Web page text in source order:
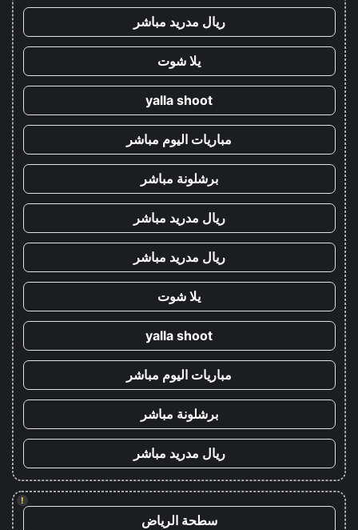
ريال مدريد مباشر
يلا شوت
yalla shoot
مباريات اليوم مباشر
برشلونة مباشر
ريال مدريد مباشر
ريال مدريد مباشر
يلا شوت
yalla shoot
مباريات اليوم مباشر
برشلونة مباشر
ريال مدريد مباشر
!
سطحة الرياض